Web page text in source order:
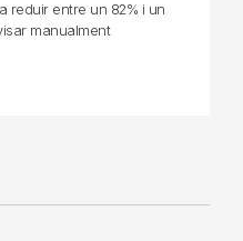
reduir entre un 82% i un
manualment